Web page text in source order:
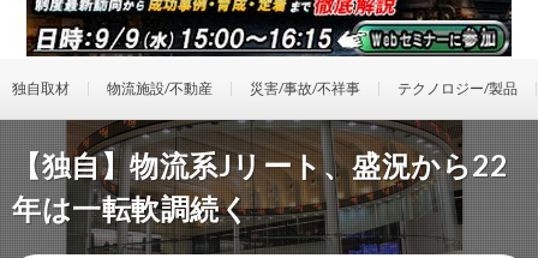
独自取材 物流施設/不動産 災害/事故/不祥事 テクノロジー/製品
【独自】物流系Jリート、盛況から22
年は一転軟調続く